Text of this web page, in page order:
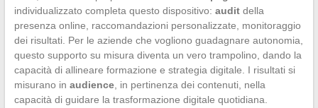
individualizzato completa questo dispositivo: auditdella
presenza online, raccomandazioni personalizzate, monitoraggio
dei risultati. Per le aziende che vogliono guadagnare autonomia,
questo supporto su misura diventa un vero trampolino, dando la
capacità di allineare formazione e strategia digitale. I risultati si
misurano in audience, in pertinenza dei contenuti, nella
capacità di guidare la trasformazione digitale quotidiana.